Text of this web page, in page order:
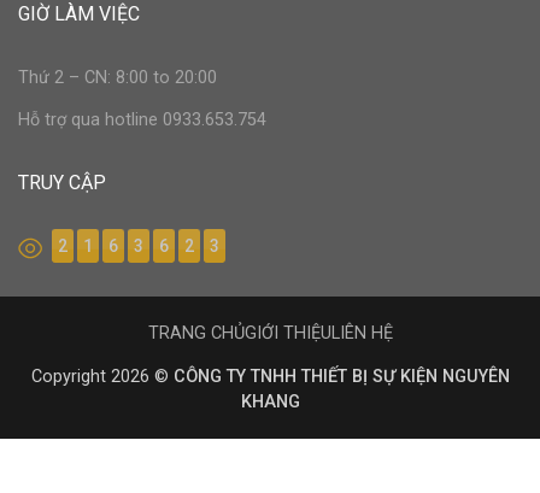
GIỜ LÀM VIỆC
Thứ 2 – CN: 8:00 to 20:00
Hỗ trợ qua hotline 0933.653.754
TRUY CẬP
2 1 6 3 6 2 3
Copyright 2026 © CÔNG TY TNHH THIẾT BỊ SỰ KIỆN NGUYÊN
KHANG
TRANG CHỦGIỚI THIỆULIÊN HỆ